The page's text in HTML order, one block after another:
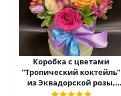
Коробка с цветами
"Тропический коктейль"
из Эквадорской розы,
эустомы, альстромерии